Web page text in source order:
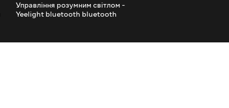
Управління розумним світлом -
Yeelight bluetooth bluetooth